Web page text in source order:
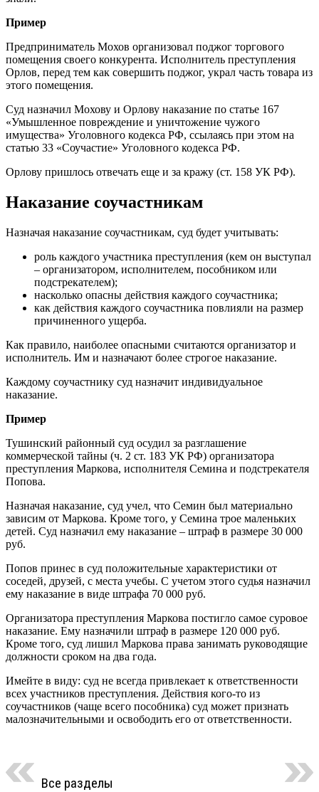
Пример
Предприниматель Мохов организовал поджог торгового
помещения своего конкурента. Исполнитель преступления
Орлов, перед тем как совершить поджог, украл часть товара из
этого помещения.
Суд назначил Мохову и Орлову наказание по статье 167
«Умышленное повреждение и уничтожение чужого
имущества» Уголовного кодекса РФ, ссылаясь при этом на
статью 33 «Соучастие» Уголовного кодекса РФ.
Орлову пришлось отвечать еще и за кражу (ст. 158 УК РФ).
Наказание соучастникам
Назначая наказание соучастникам, суд будет учитывать:
роль каждого участника преступления (кем он выступал
– организатором, исполнителем, пособником или
подстрекателем);
насколько опасны действия каждого соучастника;
как действия каждого соучастника повлияли на размер
причиненного ущерба.
Как правило, наиболее опасными считаются организатор и
исполнитель. Им и назначают более строгое наказание.
Каждому соучастнику суд назначит индивидуальное
наказание.
Пример
Тушинский районный суд осудил за разглашение
коммерческой тайны (ч. 2 ст. 183 УК РФ) организатора
преступления Маркова, исполнителя Семина и подстрекателя
Попова.
Назначая наказание, суд учел, что Семин был материально
зависим от Маркова. Кроме того, у Семина трое маленьких
детей. Суд назначил ему наказание – штраф в размере 30 000
руб.
Попов принес в суд положительные характеристики от
соседей, друзей, с места учебы. С учетом этого судья назначил
ему наказание в виде штрафа 70 000 руб.
Организатора преступления Маркова постигло самое суровое
наказание. Ему назначили штраф в размере 120 000 руб.
Кроме того, суд лишил Маркова права занимать руководящие
должности сроком на два года.
Имейте в виду: суд не всегда привлекает к ответственности
всех участников преступления. Действия кого-то из
соучастников (чаще всего пособника) суд может признать
малозначительными и освободить его от ответственности.
Все разделы